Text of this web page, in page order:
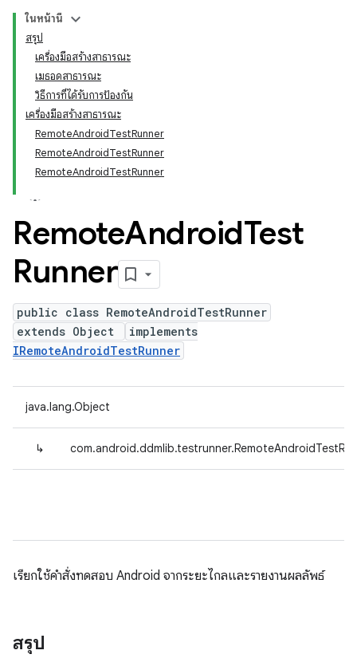
ในหน้านี้
สรุป
เครื่องมือสร้างสาธารณะ
เมธอดสาธารณะ
วิธีการที่ได้รับการป้องกัน
เครื่องมือสร้างสาธารณะ
RemoteAndroidTestRunner
RemoteAndroidTestRunner
RemoteAndroidTestRunner
RemoteAndroidTest
Runner
public class RemoteAndroidTestRunner
extends Object
implements
IRemoteAndroidTestRunner
java.lang.Object
↳
เรียกใช้คำสั่งทดสอบ Android จากระยะไกลและรายงานผลลัพธ์
สรุป